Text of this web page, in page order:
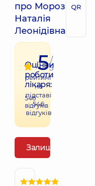
про Мороз
Наталія
Леонідівна
QR
Оцінки
роботи
лікаря:
546
відгуків
5/
5
рейтинг
на
підставі
546
відгуків
Залишити відгук